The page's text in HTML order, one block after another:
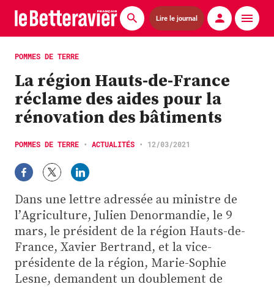
Lire le journal
Actualités
Économie
Agronomie
Matériels
La technique ITB
Pommes de terre
Guides pratiques
Chasse
Plus
POMMES DE TERRE
La région Hauts-de-France
réclame des aides pour la
rénovation des bâtiments
POMMES DE TERRE • ACTUALITÉS • 12/03/2021
Dans une lettre adressée au ministre de
l’Agriculture, Julien Denormandie, le 9
mars, le président de la région Hauts-de-
France, Xavier Bertrand, et la vice-
présidente de la région, Marie-Sophie
Lesne, demandent un doublement de